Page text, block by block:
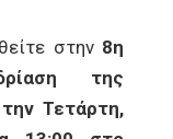
στην 8η
της
Τετάρτη,